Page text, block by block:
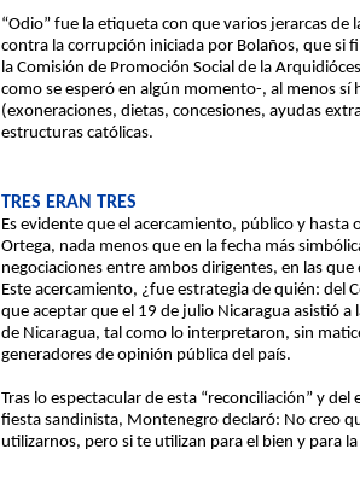
“Odio” fue la etiqueta con que varios jerarcas de
contra la corrupción iniciada por Bolaños, que si
la Comisión de Promoción Social de la
como se esperó en algún momento-, al menos
(exoneraciones, dietas, concesiones, ayudas
estructuras católicas.
TRES ERAN TRES
Es evidente que el acercamiento, público y
Ortega, nada menos que en la fecha más
negociaciones entre ambos dirigentes, en las
Este acercamiento, ¿fue estrategia de quién: del
que aceptar que el 19 de julio Nicaragua asistió
de Nicaragua, tal como lo interpretaron, sin
generadores de opinión pública del país.
Tras lo espectacular de esta “reconciliación” y
fiesta sandinista, Montenegro declaró: No creo
utilizarnos, pero si te utilizan para el bien y para